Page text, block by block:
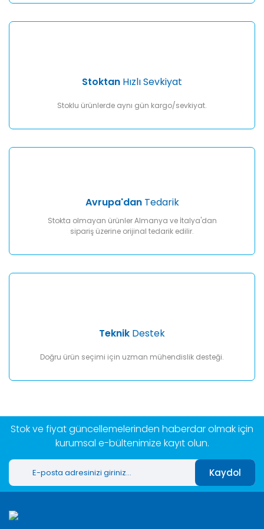
Stoktan Hızlı Sevkiyat
Stoklu ürünlerde aynı gün kargo/sevkiyat.
Avrupa'danTedarik
Stokta olmayan ürünler Almanya ve İtalya'dan
sipariş üzerine orijinal tedarik edilir.
Teknik Destek
Doğru ürün seçimi için uzman mühendislik desteği.
Stok ve fiyat güncellemelerinden haberdar olmak için
kurumsal e-bültenimize kayıt olun.
Kaydol